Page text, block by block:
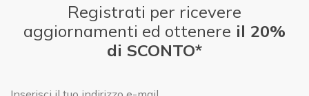
Registrati per ricevere
aggiornamenti ed ottenere il 20%
di SCONTO*
E-mail